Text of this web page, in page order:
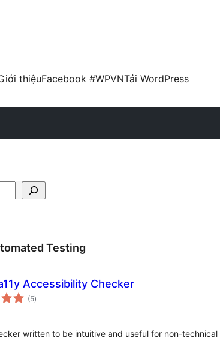
thiệuFacebook #WPVNTải WordPress
Testing
Accessibility Checker
(5tổng
đánh
)
written to be intuitive and useful for non-technical